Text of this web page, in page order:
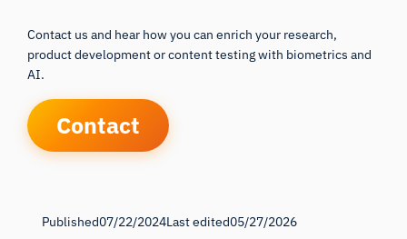
Contact us and hear how you can enrich your research,
product development or content testing with biometrics and
AI.
Contact
Published07/22/2024Last edited05/27/2026